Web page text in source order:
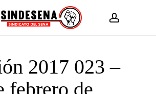
account
2017 023 –
febrero de